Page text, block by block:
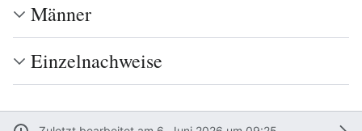
Männer
Einzelnachweise